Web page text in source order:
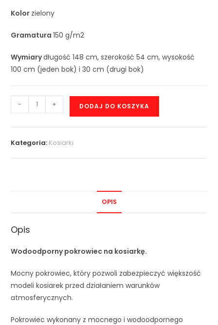
Kolor zielony
Gramatura150 g/m2
Wymiarydługość 148 cm, szerokość 54 cm, wysokość
100 cm (jeden bok) i 30 cm (drugi bok)
- + DODAJ DO KOSZYKA
Kategoria: Kosiarki
OPIS
Opis
Wodoodporny pokrowiec na kosiarkę.
Mocny pokrowiec, który pozwoli zabezpieczyć większość
modeli kosiarek przed działaniem warunków
atmosferycznych.
Pokrowiec wykonany z mocnego i wodoodpornego